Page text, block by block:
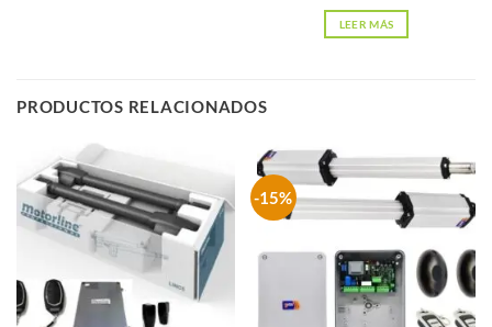
era:
47,45 €.
es:
24,95 €.
LEER MÁS
PRODUCTOS RELACIONADOS
-15%